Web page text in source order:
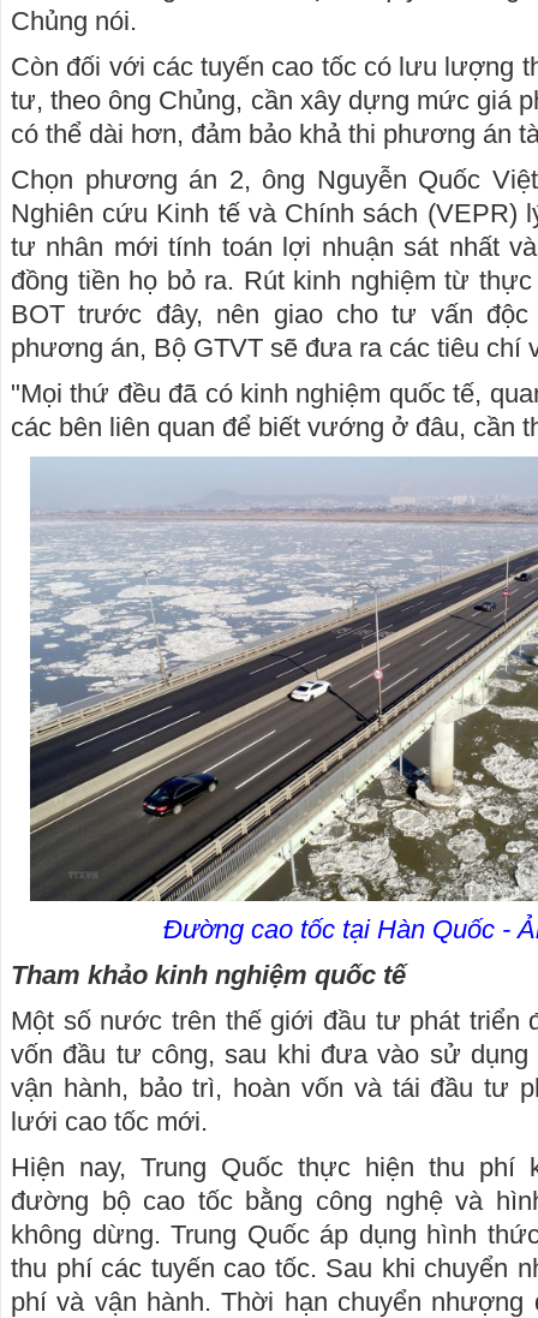
Chủng nói.
Còn đối với các tuyến cao tốc có lưu lượng
tư, theo ông Chủng, cần xây dựng mức giá
có thể dài hơn, đảm bảo khả thi phương án
Chọn phương án 2, ông Nguyễn Quốc
Nghiên cứu Kinh tế và Chính sách (VEPR)
tư nhân mới tính toán lợi nhuận sát nhất
đồng tiền họ bỏ ra. Rút kinh nghiệm từ
BOT trước đây, nên giao cho tư vấn
phương án, Bộ GTVT sẽ đưa ra các tiêu chí
"Mọi thứ đều đã có kinh nghiệm quốc tế,
các bên liên quan để biết vướng ở đâu, cần
Đường cao tốc tại Hàn Quốc -
Tham khảo kinh nghiệm quốc tế
Một số nước trên thế giới đầu tư phát triển
vốn đầu tư công, sau khi đưa vào sử
vận hành, bảo trì, hoàn vốn và tái đầu tư
lưới cao tốc mới.
Hiện nay, Trung Quốc thực hiện thu phí
đường bộ cao tốc bằng công nghệ và
không dừng. Trung Quốc áp dụng hình
thu phí các tuyến cao tốc. Sau khi chuyển
phí và vận hành. Thời hạn chuyển nhượng